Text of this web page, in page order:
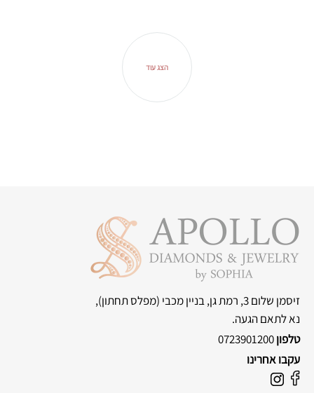
הצג עוד
זיסמן שלום 3, רמת גן, בניין מכבי
(מפלס תחתון),
נא לתאם הגעה.
טלפון0723901200
עקבו אחרינו
F
I